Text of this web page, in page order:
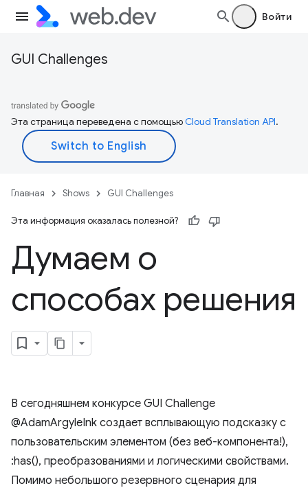
Войти
GUI Challenges
Эта страница переведена с помощьюCloud Translation API.
Главная Shows GUI Challenges
Эта информация оказалась полезной?
Думаем о
способах решения
В сегодняшнем конкурсе GUI Challenge
@AdamArgyleInk создает всплывающую подсказку с
пользовательским элементом (без веб-компонента!),
:has(), преобразованиями и логическими свойствами.
Помимо небольшого резервного сценария для